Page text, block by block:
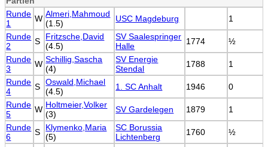
Runde
1
W Almeri,Mahmoud
(1.5)
USC Magdeburg
1
Runde
2
S
Fritzsche,David
(4.5)
SV Saalespringer
Halle
1774
½
Runde
3
W Schillig,Sascha
(4)
SV Energie
Stendal
1788
1
Runde
4
S Oswald,Michael
(4.5)
1. SC Anhalt 1946
0
Runde
5
W Holtmeier,Volker
(3)
SV Gardelegen 1879
1
Runde
6
S
Klymenko,Maria
(5)
SC Borussia
Lichtenberg
1760
½